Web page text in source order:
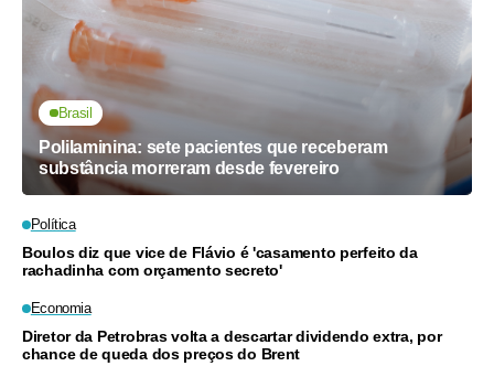
Brasil
Polilaminina: sete pacientes que receberam
substância morreram desde fevereiro
Política
Boulos diz que vice de Flávio é 'casamento perfeito da
rachadinha com orçamento secreto'
Economia
Diretor da Petrobras volta a descartar dividendo extra, por
chance de queda dos preços do Brent